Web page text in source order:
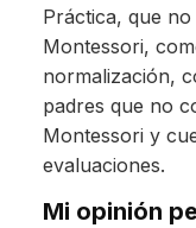
Práctica, que
Montessori,
normalización,
padres que no
Montessori y
evaluaciones.
Mi opinión